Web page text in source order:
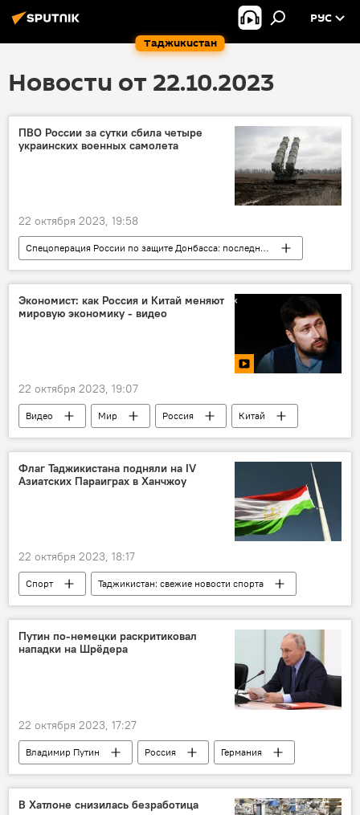
Таджикистан
РУС
Новости от 22.10.2023
ПВО России за сутки сбила четыре
украинских военных самолета
22 октября 2023, 19:58
Спецоперация России по защите Донбасса: последние новости
Россия
Украина
конфликт
Армия и вооружение
Экономист: как Россия и Китай меняют
мировую экономику - видео
22 октября 2023, 19:07
Видео Мир Россия
Китай
Мнение
Экономика
Инициатива "Пояс и путь" ("Один пояс - один путь")
Флаг Таджикистана подняли на IV
Азиатских Параиграх в Ханчжоу
22 октября 2023, 18:17
Спорт
Таджикистан: свежие новости спорта
Таджикистан
Китай
Азиатские игры
Путин по-немецки раскритиковал
нападки на Шрёдера
22 октября 2023, 17:27
Владимир Путин Россия
Германия
Мир
Европа и ЕС Политика
В Хатлоне снизилась безработица